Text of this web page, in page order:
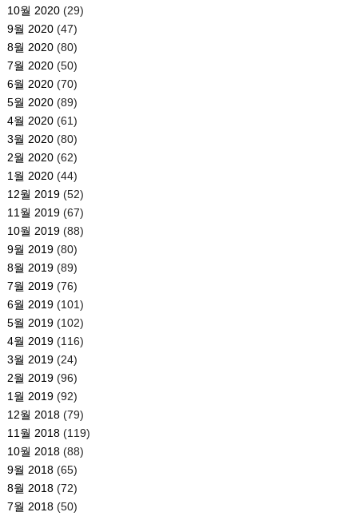
10월 2020(29)
9월 2020(47)
8월 2020(80)
7월 2020(50)
6월 2020(70)
5월 2020(89)
4월 2020(61)
3월 2020(80)
2월 2020(62)
1월 2020(44)
12월 2019(52)
11월 2019(67)
10월 2019(88)
9월 2019(80)
8월 2019(89)
7월 2019(76)
6월 2019(101)
5월 2019(102)
4월 2019(116)
3월 2019(24)
2월 2019(96)
1월 2019(92)
12월 2018(79)
11월 2018(119)
10월 2018(88)
9월 2018(65)
8월 2018(72)
7월 2018(50)